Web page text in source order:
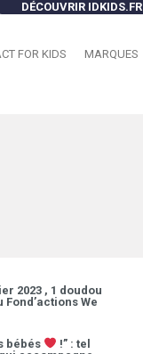
DÉCOUVRIR IDKIDS.FR
FOR KIDS MARQUES
2023 , 1 doudou
We
bébés
!” : tel